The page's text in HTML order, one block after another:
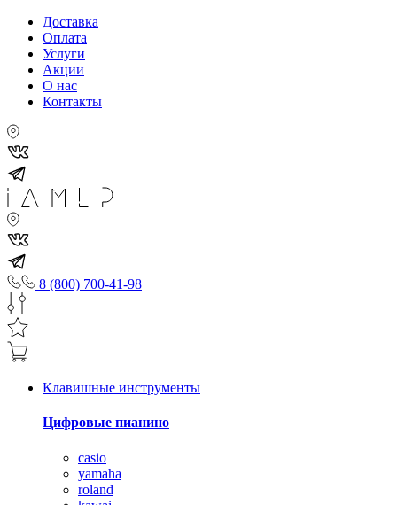
Доставка
Оплата
Услуги
Акции
О нас
Контакты
8 (800) 700-41-98
Клавишные инструменты
Цифровые пианино
casio
yamaha
roland